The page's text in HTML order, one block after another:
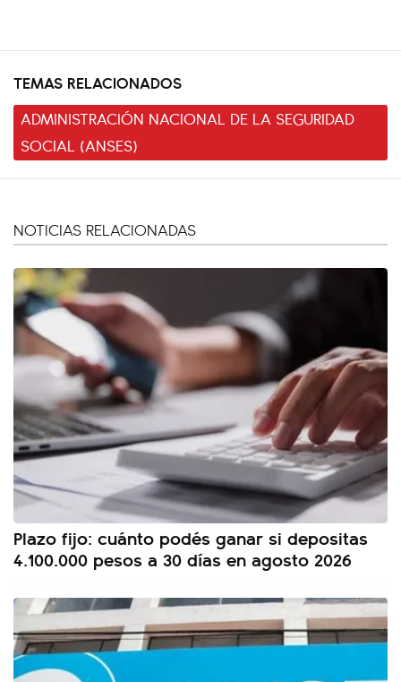
TEMAS RELACIONADOS
ADMINISTRACIÓN NACIONAL DE LA SEGURIDAD
SOCIAL (ANSES)
NOTICIAS RELACIONADAS
Plazo fijo: cuánto podés ganar si depositas
4.100.000 pesos a 30 días en agosto 2026